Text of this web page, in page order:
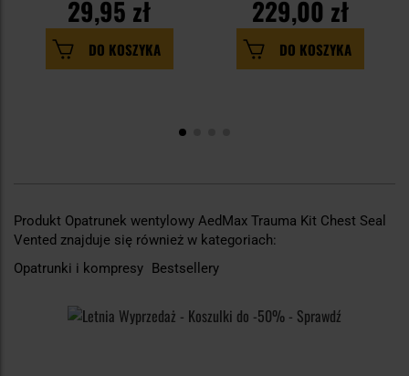
29,95 zł
DO KOSZYKA
229,00 zł
DO KOSZYKA
Produkt Opatrunek wentylowy AedMax Trauma Kit Chest Seal
Vented znajduje się również w kategoriach:
Opatrunki i kompresy Bestsellery